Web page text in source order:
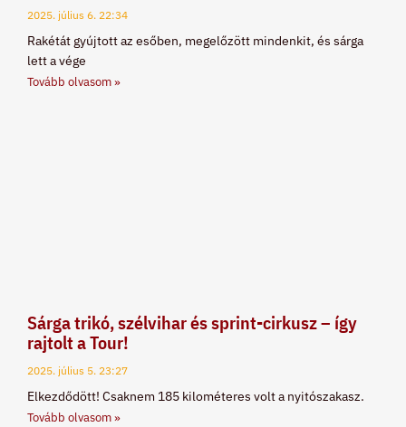
2025. július 6. 22:34
Rakétát gyújtott az esőben, megelőzött mindenkit, és sárga
lett a vége
Tovább olvasom »
Sárga trikó, szélvihar és sprint-cirkusz – így
rajtolt a Tour!
2025. július 5. 23:27
Elkezdődött! Csaknem 185 kilométeres volt a nyitószakasz.
Tovább olvasom »